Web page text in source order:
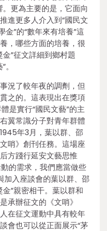
更為主要的是，它面向
進更多人介入到“國民文
金”的“數年來有培養”這
，哪些方面的培養，很
”征文詳細到鄉村題
況了較年夜的調劑，但
之的。這表現出在獎項
是實行“國民文藝”的主
翼常識分子對青年群體
年3月，葉以群、邵
哨》創刊任務。這場座
方踐行延安文藝思惟
的需求，我們應當做些
加入座談會的葉以群、邵
”親密相干。葉以群和
承辦征文的《文哨》
在征文運動中具有較年
會也可以從正面展示“茅